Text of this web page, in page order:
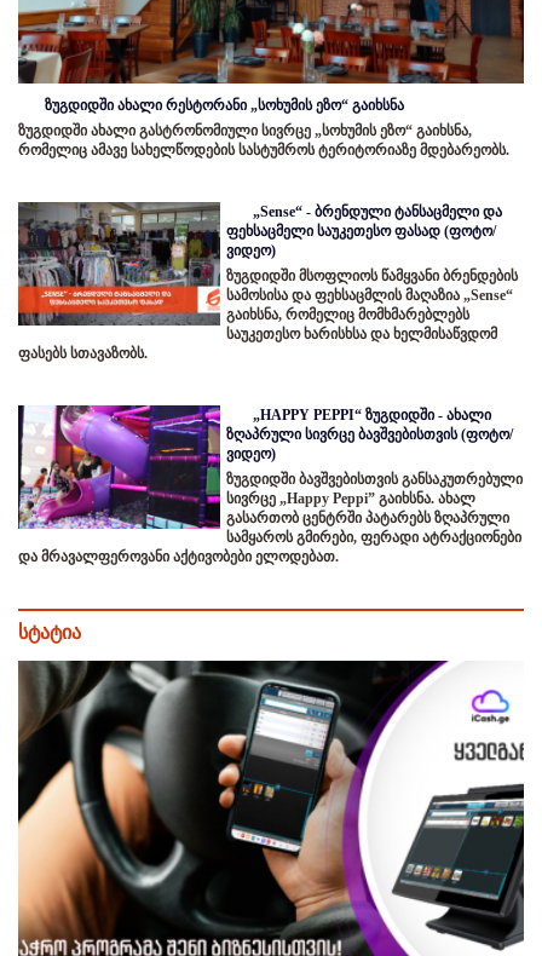
ზუგდიდში ახალი რესტორანი „სოხუმის ეზო“ გაიხსნა
ზუგდიდში ახალი გასტრონომიული სივრცე „სოხუმის ეზო“ გაიხსნა,
რომელიც ამავე სახელწოდების სასტუმროს ტერიტორიაზე მდებარეობს.
„Sense“ - ბრენდული ტანსაცმელი და
ფეხსაცმელი საუკეთესო ფასად (ფოტო/
ვიდეო)
ზუგდიდში მსოფლიოს წამყვანი ბრენდების
სამოსისა და ფეხსაცმლის მაღაზია „Sense“
გაიხსნა, რომელიც მომხმარებლებს
საუკეთესო ხარისხსა და ხელმისაწვდომ
ფასებს სთავაზობს.
„HAPPY PEPPI“ ზუგდიდში - ახალი
ზღაპრული სივრცე ბავშვებისთვის (ფოტო/
ვიდეო)
ზუგდიდში ბავშვებისთვის განსაკუთრებული
სივრცე „Happy Peppi” გაიხსნა. ახალ
გასართობ ცენტრში პატარებს ზღაპრული
სამყაროს გმირები, ფერადი ატრაქციონები
და მრავალფეროვანი აქტივობები ელოდებათ.
სტატია